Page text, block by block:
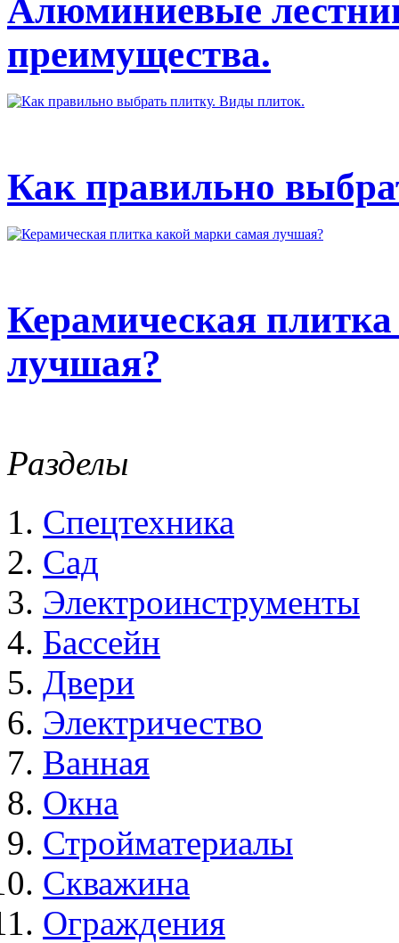
Алюминиевые
преимущества.
Как правильно
Керамическая
лучшая?
Разделы
Спецтехника
Сад
Электроинструменты
Бассейн
Двери
Электричество
Ванная
Окна
Стройматериалы
Скважина
Ограждения